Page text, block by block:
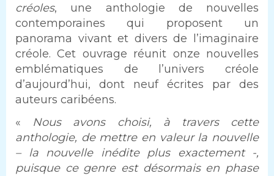
créoles, une anthologie de nouvelles
contemporaines qui proposent un
panorama vivant et divers de l’imaginaire
créole. Cet ouvrage réunit onze nouvelles
emblématiques de l’univers créole
d’aujourd’hui, dont neuf écrites par des
auteurs caribéens.
Texte
« Nous avons choisi, à travers cette
anthologie, de mettre en valeur la nouvelle
– la nouvelle inédite plus exactement -,
puisque ce genre est désormais en phase